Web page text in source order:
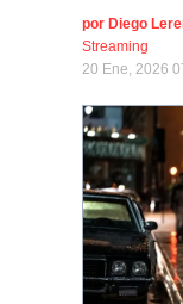
por Diego
Streaming
20 Ene, 2026